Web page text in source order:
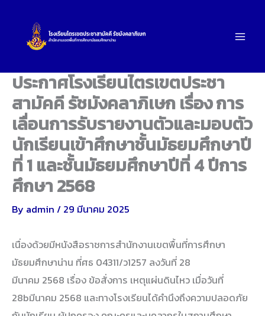
content
ประกาศโรงเรียนไตรเขตประชา
สามัคคี รัชมังคลาภิเษก เรื่อง การ
เลื่อนการรับรายงานตัวและมอบตัว
นักเรียนเข้าศึกษาชั้นมัธยมศึกษาปี
ที่ 1 และชั้นมัธยมศึกษาปีที่ 4 ปีการ
ศึกษา 2568
By admin / 29 มีนาคม 2025
เนื่องด้วยมีหนังสือราชการสำนักงานเขตพื้นที่การศึกษา
มัธยมศึกษาน่าน ที่ศธ 04311/ว1257 ลงวันที่ 28
มีนาคม 2568 เรื่อง ข้อสั่งการ เหตุแผ่นดินไหว เมื่อวันที่
28bมีนาคม 2568 และทางโรงเรียนได้คำนึงถึงความปลอดภัย